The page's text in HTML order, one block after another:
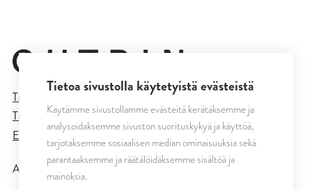
Tietosuojaseloste
Tilaus- ja toimitusehdot
Evästeasetukset
All rights reserved © CUTRIN
Tietoa sivustolla käytetyistä evästeistä
Käytämme sivustollamme evästeitä kerätäksemme ja
analysoidaksemme sivuston suorituskykyä ja käyttöä,
tarjotaksemme sosiaalisen median ominaisuuksia sekä
parantaaksemme ja räätälöidäksemme sisältöä ja
mainoksia.